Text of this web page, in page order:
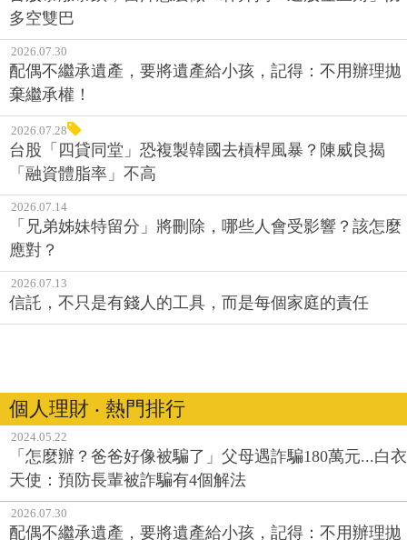
多空雙巴
2026.07.30
配偶不繼承遺產，要將遺產給小孩，記得：不用辦理拋
棄繼承權！
2026.07.28
台股「四貸同堂」恐複製韓國去槓桿風暴？陳威良揭
「融資體脂率」不高
2026.07.14
「兄弟姊妹特留分」將刪除，哪些人會受影響？該怎麼
應對？
2026.07.13
信託，不只是有錢人的工具，而是每個家庭的責任
個人理財 ‧ 熱門排行
2024.05.22
「怎麼辦？爸爸好像被騙了」父母遇詐騙180萬元...白衣
天使：預防長輩被詐騙有4個解法
2026.07.30
配偶不繼承遺產，要將遺產給小孩，記得：不用辦理拋